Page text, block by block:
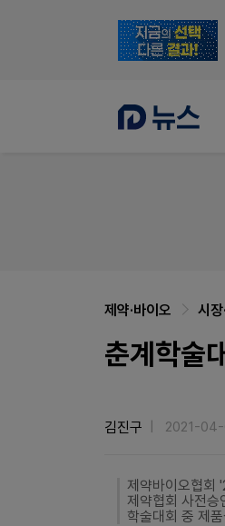
제약·바이오 시장
춘계학술
김진구 2021-
제약바이오협회
제약협회 사전
학술대회 중 제